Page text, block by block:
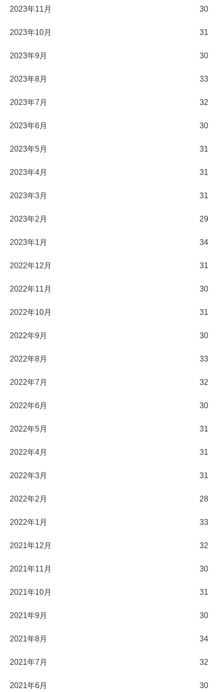
2023年11月 30
2023年10月 31
2023年9月 30
2023年8月 33
2023年7月 32
2023年6月 30
2023年5月 31
2023年4月 31
2023年3月 31
2023年2月 29
2023年1月 34
2022年12月 31
2022年11月 30
2022年10月 31
2022年9月 30
2022年8月 33
2022年7月 32
2022年6月 30
2022年5月 31
2022年4月 31
2022年3月 31
2022年2月 28
2022年1月 33
2021年12月 32
2021年11月 30
2021年10月 31
2021年9月 30
2021年8月 34
2021年7月 32
2021年6月 30